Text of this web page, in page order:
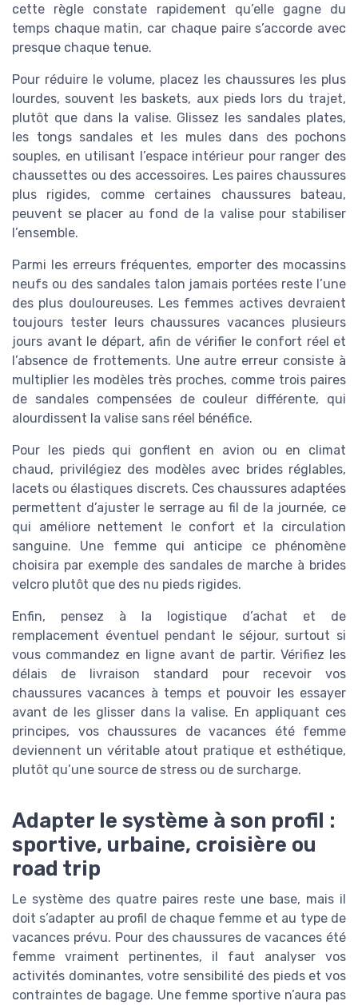
cette règle constate rapidement qu’elle gagne du
temps chaque matin, car chaque paire s’accorde avec
presque chaque tenue.
Pour réduire le volume, placez les chaussures les plus
lourdes, souvent les baskets, aux pieds lors du trajet,
plutôt que dans la valise. Glissez les sandales plates,
les tongs sandales et les mules dans des pochons
souples, en utilisant l’espace intérieur pour ranger des
chaussettes ou des accessoires. Les paires chaussures
plus rigides, comme certaines chaussures bateau,
peuvent se placer au fond de la valise pour stabiliser
l’ensemble.
Parmi les erreurs fréquentes, emporter des mocassins
neufs ou des sandales talon jamais portées reste l’une
des plus douloureuses. Les femmes actives devraient
toujours tester leurs chaussures vacances plusieurs
jours avant le départ, afin de vérifier le confort réel et
l’absence de frottements. Une autre erreur consiste à
multiplier les modèles très proches, comme trois paires
de sandales compensées de couleur différente, qui
alourdissent la valise sans réel bénéfice.
Pour les pieds qui gonflent en avion ou en climat
chaud, privilégiez des modèles avec brides réglables,
lacets ou élastiques discrets. Ces chaussures adaptées
permettent d’ajuster le serrage au fil de la journée, ce
qui améliore nettement le confort et la circulation
sanguine. Une femme qui anticipe ce phénomène
choisira par exemple des sandales de marche à brides
velcro plutôt que des nu pieds rigides.
Enfin, pensez à la logistique d’achat et de
remplacement éventuel pendant le séjour, surtout si
vous commandez en ligne avant de partir. Vérifiez les
délais de livraison standard pour recevoir vos
chaussures vacances à temps et pouvoir les essayer
avant de les glisser dans la valise. En appliquant ces
principes, vos chaussures de vacances été femme
deviennent un véritable atout pratique et esthétique,
plutôt qu’une source de stress ou de surcharge.
Adapter le système à son profil :
sportive, urbaine, croisière ou
road trip
Le système des quatre paires reste une base, mais il
doit s’adapter au profil de chaque femme et au type de
vacances prévu. Pour des chaussures de vacances été
femme vraiment pertinentes, il faut analyser vos
activités dominantes, votre sensibilité des pieds et vos
contraintes de bagage. Une femme sportive n’aura pas